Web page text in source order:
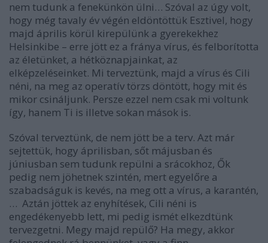
nem tudunk a fenekünkön ülni… Szóval az úgy volt,
hogy még tavaly év végén eldöntöttük Esztivel, hogy
majd április körül kirepülünk a gyerekekhez
Helsinkibe – erre jött ez a fránya vírus, és felborította
az életünket, a hétköznapjainkat, az
elképzeléseinket. Mi terveztünk, majd a vírus és Cili
néni, na meg az operatív törzs döntött, hogy mit és
mikor csináljunk. Persze ezzel nem csak mi voltunk
így, hanem Ti is illetve sokan mások is.
Szóval terveztünk, de nem jött be a terv. Azt már
sejtettük, hogy áprilisban, sőt májusban és
júniusban sem tudunk repülni a srácokhoz, Ők
pedig nem jöhetnek szintén, mert egyelőre a
szabadságuk is kevés, na meg ott a vírus, a karantén,
… Aztán jöttek az enyhítések, Cili néni is
engedékenyebb lett, mi pedig ismét elkezdtünk
tervezgetni. Megy majd repülő? Ha megy, akkor